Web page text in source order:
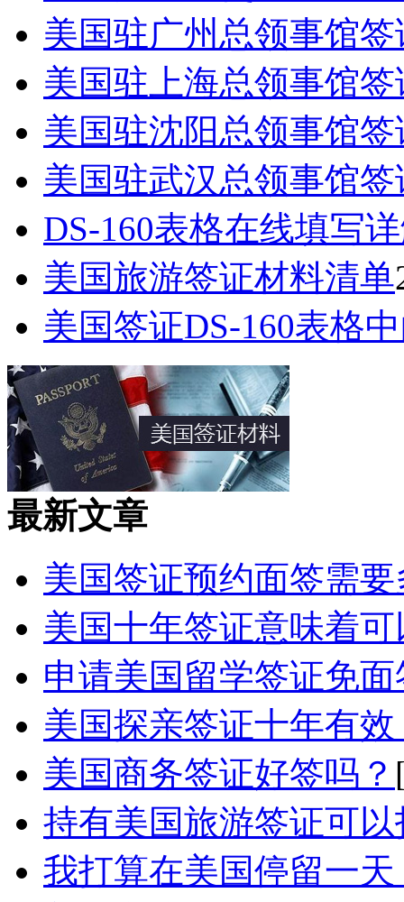
美国驻广州总领事馆
美国驻上海总领事馆
美国驻沈阳总领事馆
美国驻武汉总领事馆
DS-160表格在线填写
美国旅游签证材料清单
美国签证DS-160表格中
最新文章
美国签证预约面签需
美国十年签证意味着
申请美国留学签证免
美国探亲签证十年有
美国商务签证好签吗？
持有美国旅游签证可
我打算在美国停留一